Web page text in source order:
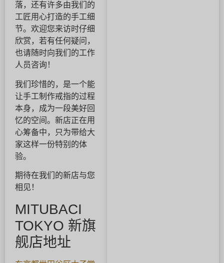
落，还有许多由我们的
工匠用心打造的手工细
节。欢迎您来访时仔细
欣赏，若有任何疑问，
也请随时向我们的工作
人员咨询！
我们珍惜的，是一个能
让手工制作戒指的过程
本身，成为一段美好回
忆的空间。新店正在用
心筹备中，只为带给大
家这样一份特别的体
验。
期待在我们的新店与您
相见！
MITUBACI
TOKYO 新旗
舰店地址